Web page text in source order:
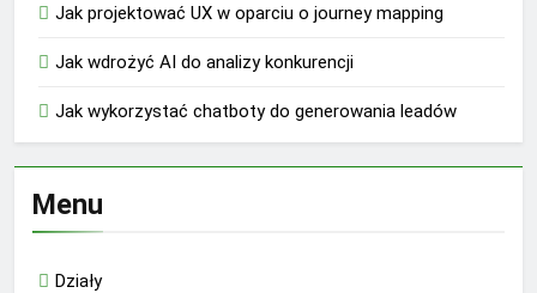
Jak projektować UX w oparciu o journey mapping
Jak wdrożyć AI do analizy konkurencji
Jak wykorzystać chatboty do generowania leadów
Menu
Działy